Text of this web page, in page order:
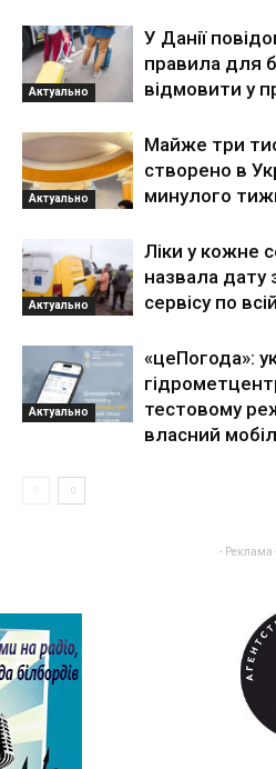
Актуально
У Данії
правила для
відмовити у
Актуально
Майже три
створено в
минулого
Актуально
Ліки у кожне
назвала дату
сервісу по
Актуально
«цеПогода»:
тестовому
власний
- Реклама